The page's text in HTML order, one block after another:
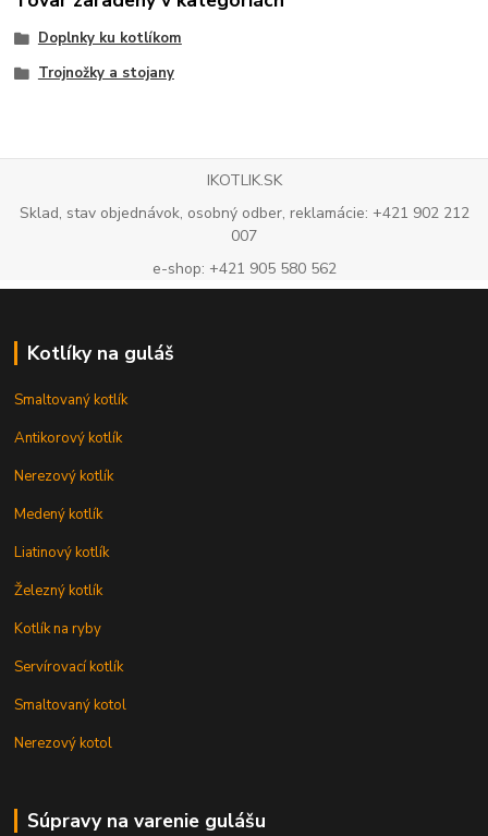
Doplnky ku kotlíkom
Trojnožky a stojany
IKOTLIK.SK
Sklad, stav objednávok, osobný odber, reklamácie: +421 902 212
007
e-shop: +421 905 580 562
Kotlíky na guláš
Smaltovaný kotlík
Antikorový kotlík
Nerezový kotlík
Medený kotlík
Liatinový kotlík
Železný kotlík
Kotlík na ryby
Servírovací kotlík
Smaltovaný kotol
Nerezový kotol
Súpravy na varenie gulášu